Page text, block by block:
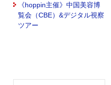
《hoppin主催》中国美容博
覧会（CBE）&デジタル視察
ツアー